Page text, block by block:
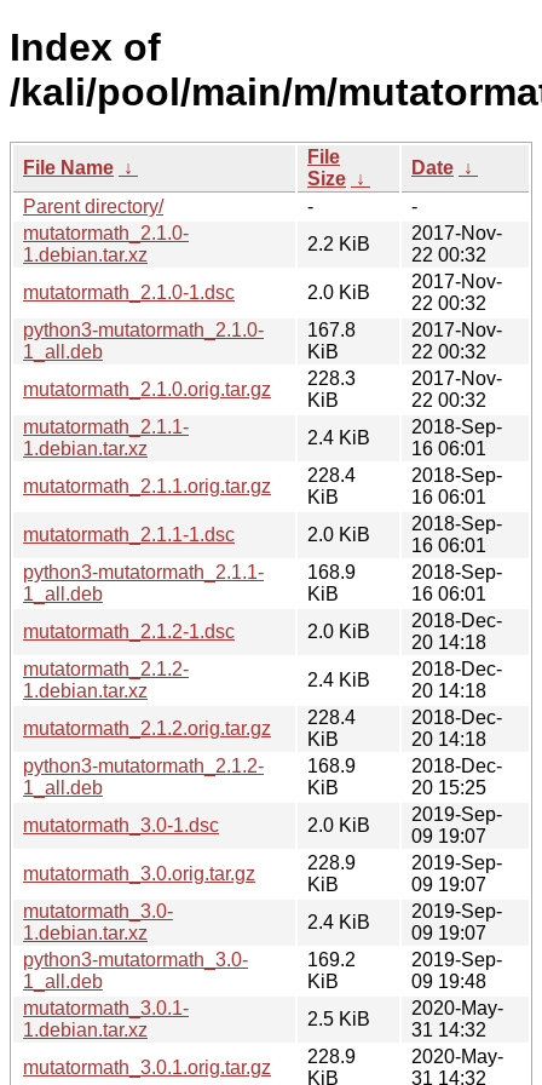
Index of
/kali/pool/main/m/
File Name ↓
File
Size ↓
Date ↓
Parent directory/
-
-
mutatormath_2.1.0-
1.debian.tar.xz
2.2 KiB
2017-Nov-
22 00:32
mutatormath_2.1.0-1.dsc
2.0 KiB
2017-Nov-
22 00:32
python3-mutatormath_2.1.0-
1_all.deb
167.8
KiB
2017-Nov-
22 00:32
mutatormath_2.1.0.orig.tar.gz
228.3
KiB
2017-Nov-
22 00:32
mutatormath_2.1.1-
1.debian.tar.xz
2.4 KiB
2018-Sep-
16 06:01
mutatormath_2.1.1.orig.tar.gz
228.4
KiB
2018-Sep-
16 06:01
mutatormath_2.1.1-1.dsc
2.0 KiB
2018-Sep-
16 06:01
python3-mutatormath_2.1.1-
1_all.deb
168.9
KiB
2018-Sep-
16 06:01
mutatormath_2.1.2-1.dsc
2.0 KiB
2018-Dec-
20 14:18
mutatormath_2.1.2-
1.debian.tar.xz
2.4 KiB
2018-Dec-
20 14:18
mutatormath_2.1.2.orig.tar.gz
228.4
KiB
2018-Dec-
20 14:18
python3-mutatormath_2.1.2-
1_all.deb
168.9
KiB
2018-Dec-
20 15:25
mutatormath_3.0-1.dsc
2.0 KiB
2019-Sep-
09 19:07
mutatormath_3.0.orig.tar.gz
228.9
KiB
2019-Sep-
09 19:07
mutatormath_3.0-
1.debian.tar.xz
2.4 KiB
2019-Sep-
09 19:07
python3-mutatormath_3.0-
1_all.deb
169.2
KiB
2019-Sep-
09 19:48
mutatormath_3.0.1-
1.debian.tar.xz
2.5 KiB
2020-May-
31 14:32
mutatormath_3.0.1.orig.tar.gz
228.9
KiB
2020-May-
31 14:32